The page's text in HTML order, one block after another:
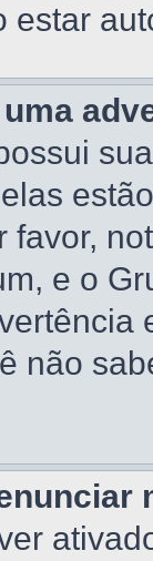
estar
favor,
e o
não